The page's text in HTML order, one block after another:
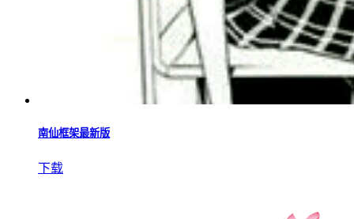
南仙框架最新版
下载